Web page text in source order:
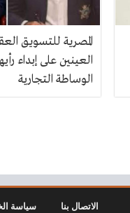
المصرية للتسويق
العينين على إبداء
الوساطة التجارية
الاتصال بنا سياسة